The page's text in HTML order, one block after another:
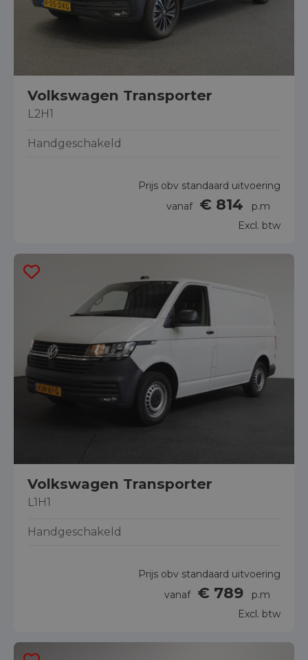
Volkswagen Transporter
L2H1
Handgeschakeld
Prijs obv standaard uitvoering
vanaf € 814
p.m
Excl. btw
Volkswagen Transporter
L1H1
Handgeschakeld
Prijs obv standaard uitvoering
vanaf € 789
p.m
Excl. btw